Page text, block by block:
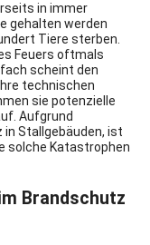
in immer
gehalten werden
Tiere sterben.
Feuers oftmals
scheint den
technischen
sie potenzielle
Aufgrund
in Stallgebäuden, ist
solche Katastrophen
Brandschutz